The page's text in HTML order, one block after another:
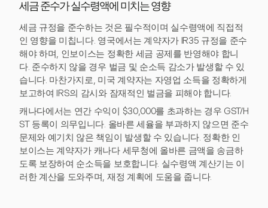
세금 준수가 실수령액에 미치는 영향
세금 규정을 준수하는 것은 필수적이며 실수령액에 직접적
인 영향을 미칩니다. 영국에서는 계약자가 IR35 규정을 준수
해야 하며, 인보이스는 정확한 세금 공제를 반영해야 합니
다. 준수하지 않을 경우 벌금 및 순소득 감소가 발생할 수 있
습니다. 마찬가지로, 미국 계약자는 자영업 소득을 정확하게
보고하여 IRS의 감시와 잠재적인 벌금을 피해야 합니다.
캐나다에서는 연간 수익이 $30,000를 초과하는 경우 GST/H
ST 등록이 의무입니다. 올바른 세율을 부과하지 않으면 준수
문제와 예기치 않은 책임이 발생할 수 있습니다. 정확한 인
보이스는 계약자가 캐나다 세무청에 올바른 금액을 송금하
도록 보장하여 순소득을 보호합니다. 실수령액 계산기는 이
러한 계산을 도와주며, 재정 계획에 도움을 줍니다.